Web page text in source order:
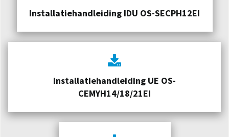
Installatiehandleiding IDU OS-SECPH12EI
Installatiehandleiding UE OS-
CEMYH14/18/21EI